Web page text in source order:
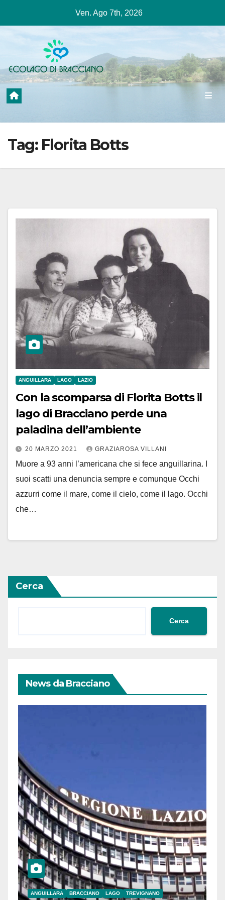
contenuto
Ven. Ago 7th, 2026
Tag: Florita Botts
ANGUILLARA LAGO LAZIO
Con la scomparsa di Florita Botts il
lago di Bracciano perde una
paladina dell’ambiente
20 MARZO 2021 GRAZIAROSA VILLANI
Muore a 93 anni l’americana che si fece anguillarina. I
suoi scatti una denuncia sempre e comunque Occhi
azzurri come il mare, come il cielo, come il lago. Occhi
che…
Cerca
Cerca
News da Bracciano
ANGUILLARA BRACCIANO LAGO TREVIGNANO